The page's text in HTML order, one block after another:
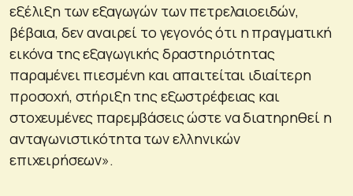
εξέλιξη των εξαγωγών των πετρελαιοειδών,
βέβαια, δεν αναιρεί το γεγονός ότι η πραγματική
εικόνα της εξαγωγικής δραστηριότητας
παραμένει πιεσμένη και απαιτείται ιδιαίτερη
προσοχή, στήριξη της εξωστρέφειας και
στοχευμένες παρεμβάσεις ώστε να διατηρηθεί η
ανταγωνιστικότητα των ελληνικών
επιχειρήσεων».